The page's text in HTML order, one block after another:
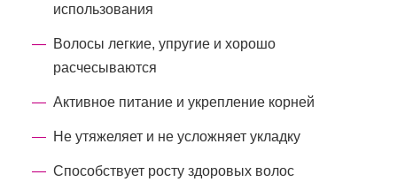
использования
Волосы легкие, упругие и хорошо
расчесываются
Активное питание и укрепление корней
Не утяжеляет и не усложняет укладку
Способствует росту здоровых волос